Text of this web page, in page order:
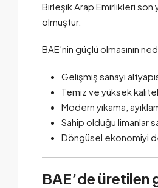
Birleşik Arap Emirlikleri son
olmuştur.
BAE’nin güçlü olmasının
Gelişmiş sanayi
Temiz ve yüksek
Modern yıkama,
Sahip olduğu limanlar
Döngüsel ekonomiyi
BAE’de